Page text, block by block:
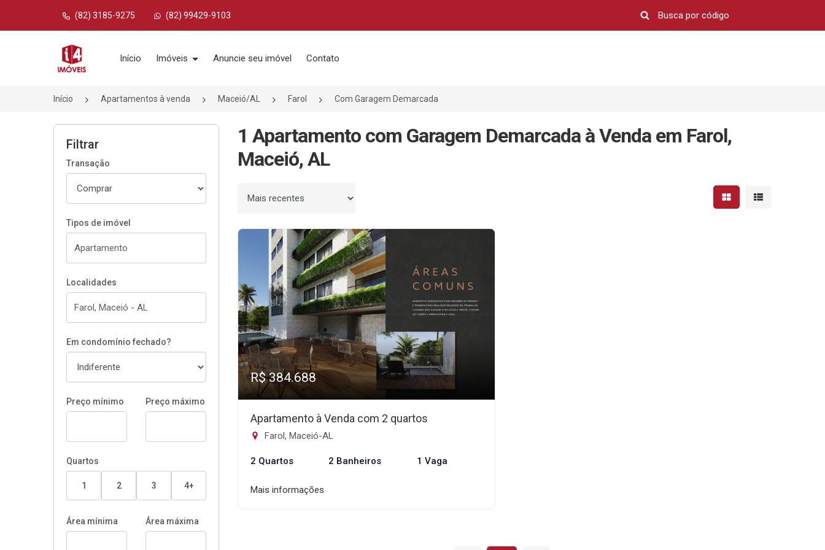
(82) 3185-9275 (82) 99429-9103
Página inicial
Início Imóveis Anuncie seu imóvel Contato
Início Apartamentos à venda Maceió/AL Farol Com Garagem Demarcada
Filtrar
Transação
Tipos de imóvel
Localidades
Em condomínio fechado?
Preço mínimo Preço máximo
Quartos
1 2 3 4+
Área mínima Área máxima
1 Apartamento com Garagem Demarcada à Venda em Farol,
Maceió, AL
Ordenar por Mostrar resultados em
Mostrar
R$ 384.688
Apartamento à Venda com 2 quartos
Farol, Maceió-AL
2 Quartos 2 Banheiros 1 Vaga
Mais informações